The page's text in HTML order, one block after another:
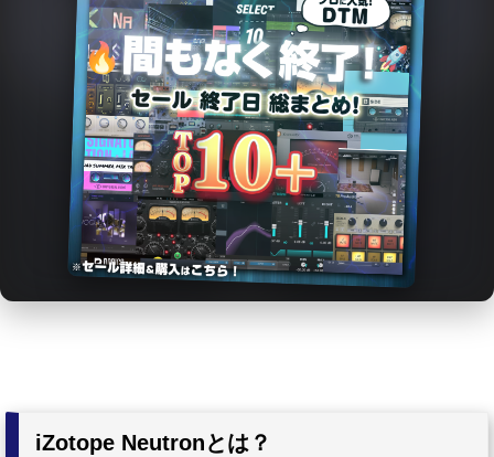
iZotope Neutronとは？